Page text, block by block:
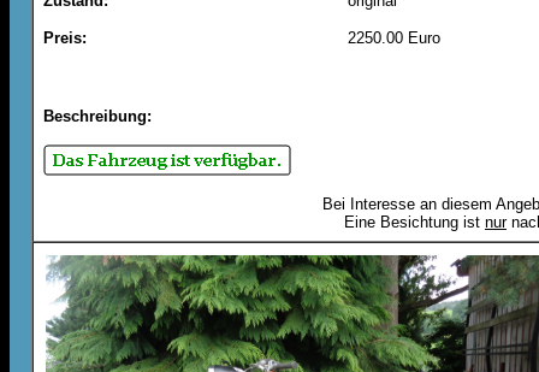
Preis: 2250.00 Euro
Beschreibung:
Bei Interesse an diesem
Eine Besichtung ist nur